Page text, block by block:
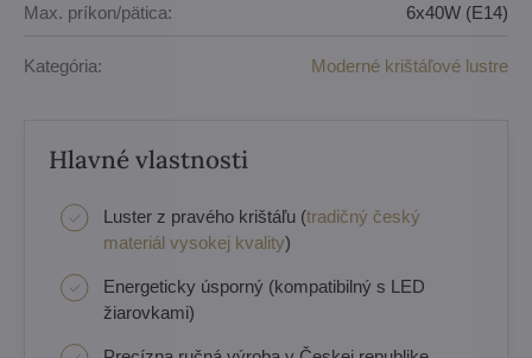
Max. príkon/pätica: 6x40W (E14)
Kategória: Moderné krištáľové lustre
Hlavné vlastnosti
Luster z pravého krištáľu (tradičný český
materiál vysokej kvality)
Energeticky úsporný (kompatibilný s LED
žiarovkami)